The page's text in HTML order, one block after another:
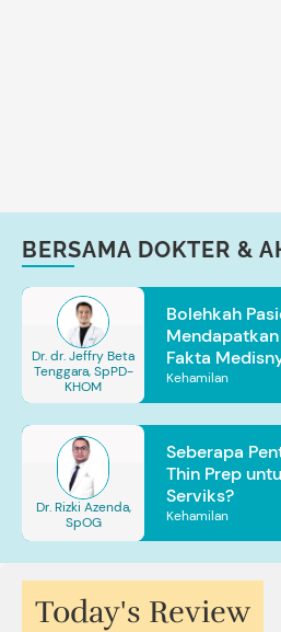
BERSAMA DOKTER &
Dr. dr. Jeffry Beta
Tenggara, SpPD-
KHOM
Bolehkah
Fakta
Kehamilan
Dr. Rizki Azenda,
SpOG
Seberapa
Thin Prep
Serviks?
Kehamilan
Today's Review